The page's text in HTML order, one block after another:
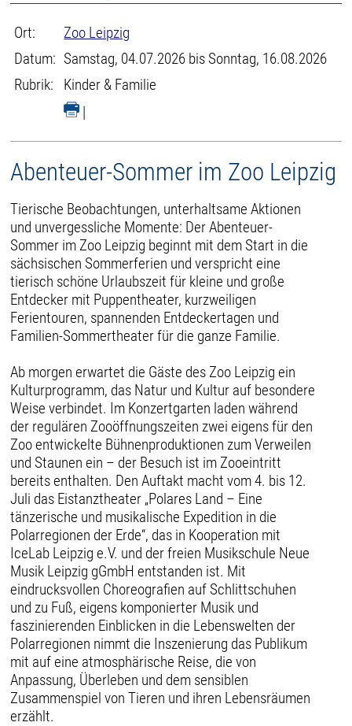
Ort:
Zoo Leipzig
Datum: Samstag, 04.07.2026 bis Sonntag, 16.08.2026
Rubrik:
Kinder & Familie
|
Abenteuer-Sommer im Zoo Leipzig
Tierische Beobachtungen, unterhaltsame Aktionen
und unvergessliche Momente: Der Abenteuer-
Sommer im Zoo Leipzig beginnt mit dem Start in die
sächsischen Sommerferien und verspricht eine
tierisch schöne Urlaubszeit für kleine und große
Entdecker mit Puppentheater, kurzweiligen
Ferientouren, spannenden Entdeckertagen und
Familien-Sommertheater für die ganze Familie.
Ab morgen erwartet die Gäste des Zoo Leipzig ein
Kulturprogramm, das Natur und Kultur auf besondere
Weise verbindet. Im Konzertgarten laden während
der regulären Zooöffnungszeiten zwei eigens für den
Zoo entwickelte Bühnenproduktionen zum Verweilen
und Staunen ein – der Besuch ist im Zooeintritt
bereits enthalten. Den Auftakt macht vom 4. bis 12.
Juli das Eistanztheater „Polares Land – Eine
tänzerische und musikalische Expedition in die
Polarregionen der Erde“, das in Kooperation mit
IceLab Leipzig e.V. und der freien Musikschule Neue
Musik Leipzig gGmbH entstanden ist. Mit
eindrucksvollen Choreografien auf Schlittschuhen
und zu Fuß, eigens komponierter Musik und
faszinierenden Einblicken in die Lebenswelten der
Polarregionen nimmt die Inszenierung das Publikum
mit auf eine atmosphärische Reise, die von
Anpassung, Überleben und dem sensiblen
Zusammenspiel von Tieren und ihren Lebensräumen
erzählt.